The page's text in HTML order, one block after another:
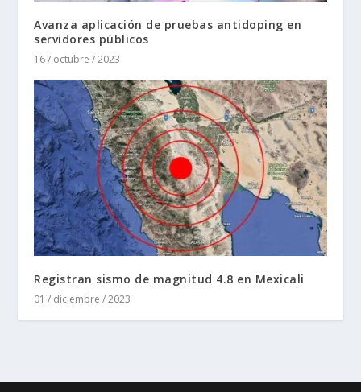
Avanza aplicación de pruebas antidoping en
servidores públicos
16 / octubre / 2023
Registran sismo de magnitud 4.8 en Mexicali
01 / diciembre / 2023